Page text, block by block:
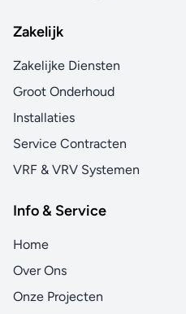
Zakelijk
Zakelijke Diensten
Groot Onderhoud
Installaties
Service Contracten
VRF & VRV Systemen
Info & Service
Home
Over Ons
Onze Projecten